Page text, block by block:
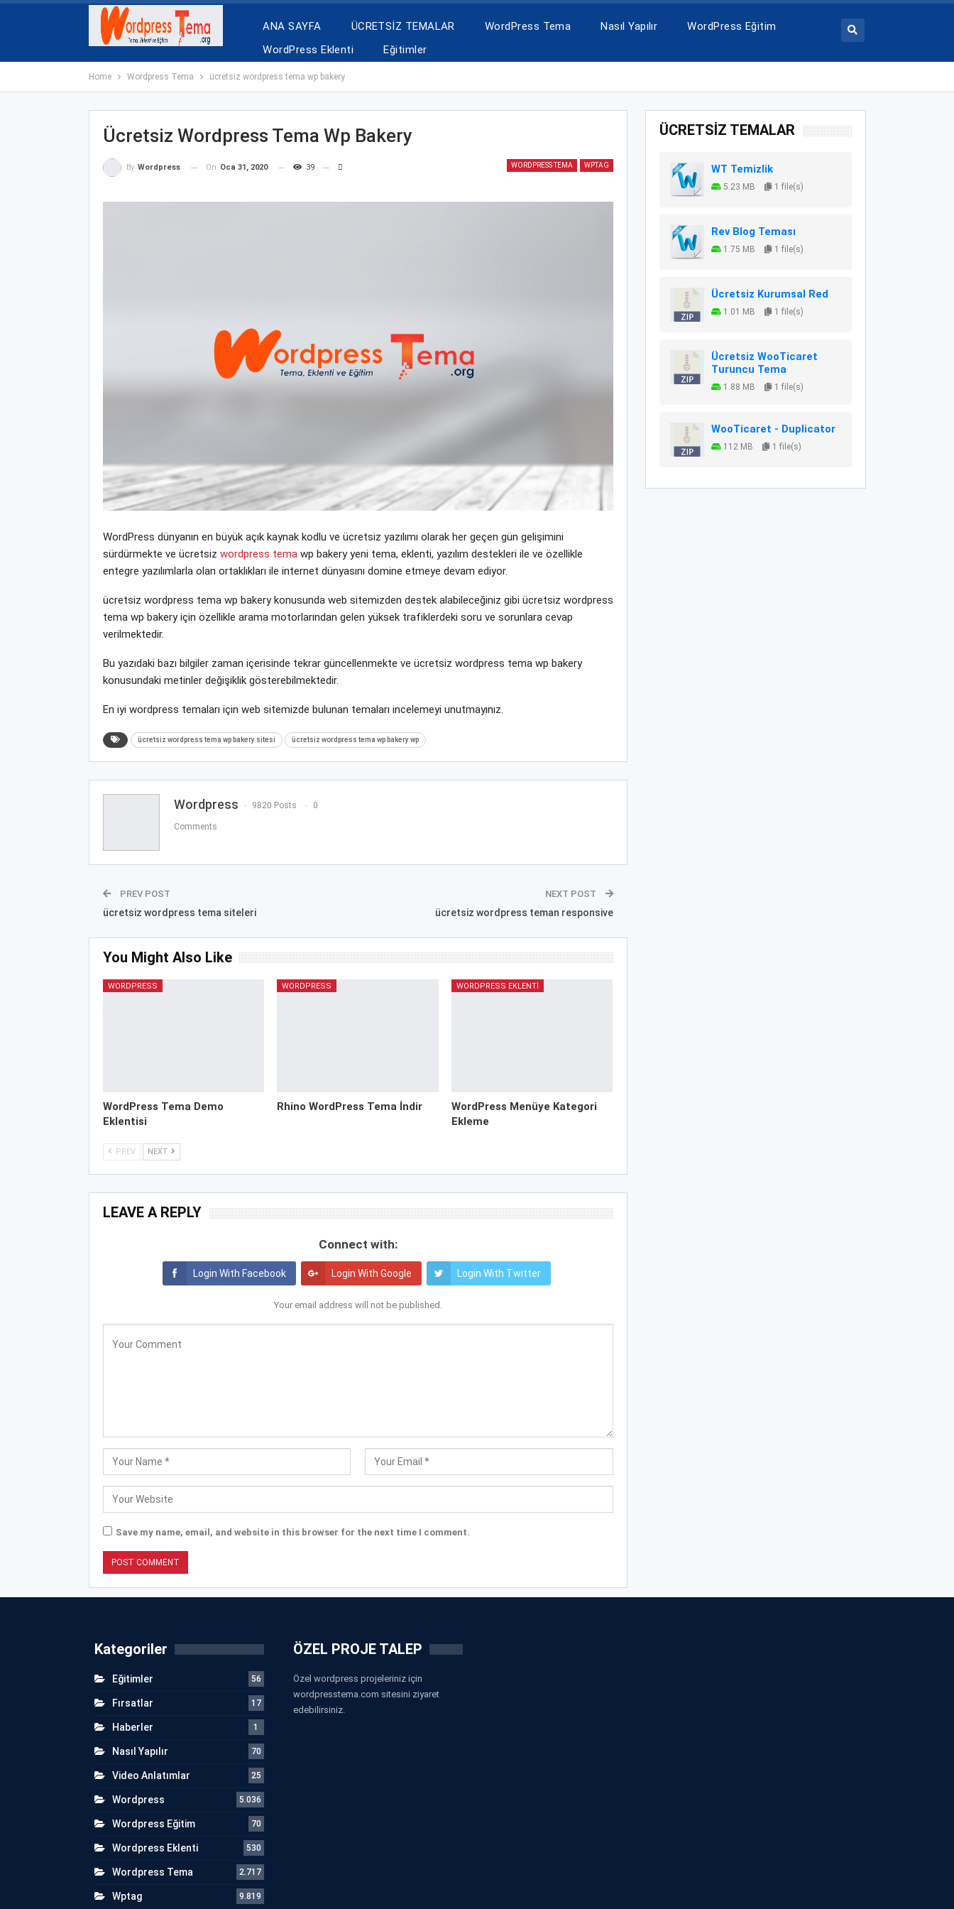
ANA SAYFA ÜCRETSİZ TEMALAR WordPress Tema Nasıl Yapılır
WordPress Eğitim
WordPress Eklenti
Eğitimler
Home Wordpress Tema ücretsiz wordpress tema wp bakery
Ücretsiz Wordpress Tema Wp Bakery
WORDPRESS TEMA WPTAG
By Wordpress On Oca 31, 2020 39
WordPress dünyanın en büyük açık kaynak kodlu ve ücretsiz yazılımı olarak her geçen gün gelişimini
sürdürmekte ve ücretsiz wordpress temawp bakery yeni tema, eklenti, yazılım destekleri ile ve özellikle
entegre yazılımlarla olan ortaklıkları ile internet dünyasını domine etmeye devam ediyor.
ücretsiz wordpress tema wp bakery konusunda web sitemizden destek alabileceğiniz gibi ücretsiz wordpress
tema wp bakery için özellikle arama motorlarından gelen yüksek trafiklerdeki soru ve sorunlara cevap
verilmektedir.
Bu yazıdaki bazı bilgiler zaman içerisinde tekrar güncellenmekte ve ücretsiz wordpress tema wp bakery
konusundaki metinler değişiklik gösterebilmektedir.
En iyi wordpress temaları için web sitemizde bulunan temaları incelemeyi unutmayınız.
ücretsiz wordpress tema wp bakery sitesi ücretsiz wordpress tema wp bakery wp
Wordpress 9820 Posts 0
Comments
PREV POST
ücretsiz wordpress tema siteleri
NEXT POST
ücretsiz wordpress teman responsive
You Might Also Like
WORDPRESS
WordPress Tema Demo
Eklentisi
WORDPRESS
Rhino WordPress Tema İndir
WORDPRESS EKLENTI
WordPress Menüye Kategori
Ekleme
PREV NEXT
LEAVE A REPLY
Connect with:
Login With Facebook Login With Google Login With Twitter
Your email address will not be published.
Save my name, email, and website in this browser for the next time I comment.
ÜCRETSİZ TEMALAR
WT Temizlik
5.23 MB 1 file(s)
Rev Blog Teması
1.75 MB 1 file(s)
Ücretsiz Kurumsal Red
1.01 MB 1 file(s)
Ücretsiz WooTicaret
Turuncu Tema
1.88 MB 1 file(s)
WooTicaret - Duplicator
112 MB 1 file(s)
Kategoriler
Eğitimler 56
Fırsatlar 17
Haberler 1
Nasıl Yapılır 70
Video Anlatımlar 25
Wordpress 5.036
Wordpress Eğitim 70
Wordpress Eklenti 530
Wordpress Tema 2.717
Wptag 9.819
ÖZEL PROJE TALEP
Özel wordpress projeleriniz için
wordpresstema.com sitesini ziyaret
edebilirsiniz.